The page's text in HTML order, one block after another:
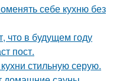
себе кухню без
что в будущем году
пост.
стильную серую.